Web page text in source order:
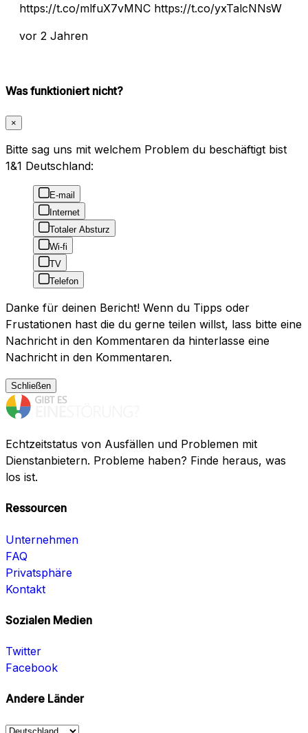
https://t.co/mlfuX7vMNC https://t.co/yxTalcNNsW
vor 2 Jahren
Was funktioniert nicht?
×
Bitte sag uns mit welchem Problem du beschäftigt bist
1&1 Deutschland:
E-mail
Internet
Totaler Absturz
Wi-fi
TV
Telefon
Danke für deinen Bericht! Wenn du Tipps oder
Frustationen hast die du gerne teilen willst, lass bitte eine
Nachricht in den Kommentaren da hinterlasse eine
Nachricht in den Kommentaren.
Schließen
Echtzeitstatus von Ausfällen und Problemen mit
Dienstanbietern. Probleme haben? Finde heraus, was
los ist.
Ressourcen
Unternehmen
FAQ
Privatsphäre
Kontakt
Sozialen Medien
Twitter
Facebook
Andere Länder